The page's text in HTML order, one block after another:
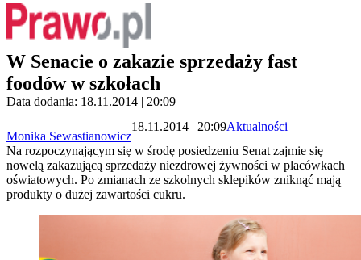
W Senacie o zakazie sprzedaży fast
foodów w szkołach
Data dodania: 18.11.2014 | 20:09
Monika Sewastianowicz
18.11.2014 | 20:09Aktualności
Na rozpoczynającym się w środę posiedzeniu Senat zajmie się
nowelą zakazującą sprzedaży niezdrowej żywności w placówkach
oświatowych. Po zmianach ze szkolnych sklepików zniknąć mają
produkty o dużej zawartości cukru.